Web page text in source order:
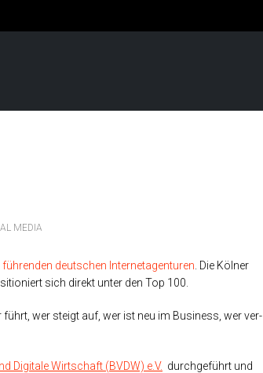
MEDIA
führenden deutschen Internetagenturen . Die Kölner
sich direkt unter den Top 100.
wer steigt auf, wer ist neu im Busi­ness, wer ver­
Digitale Wirtschaft (BVDW) e.V. durchgeführt und